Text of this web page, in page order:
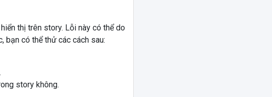
thị trên story. Lỗi này có thể do
bạn có thể thử các cách sau:
story không.